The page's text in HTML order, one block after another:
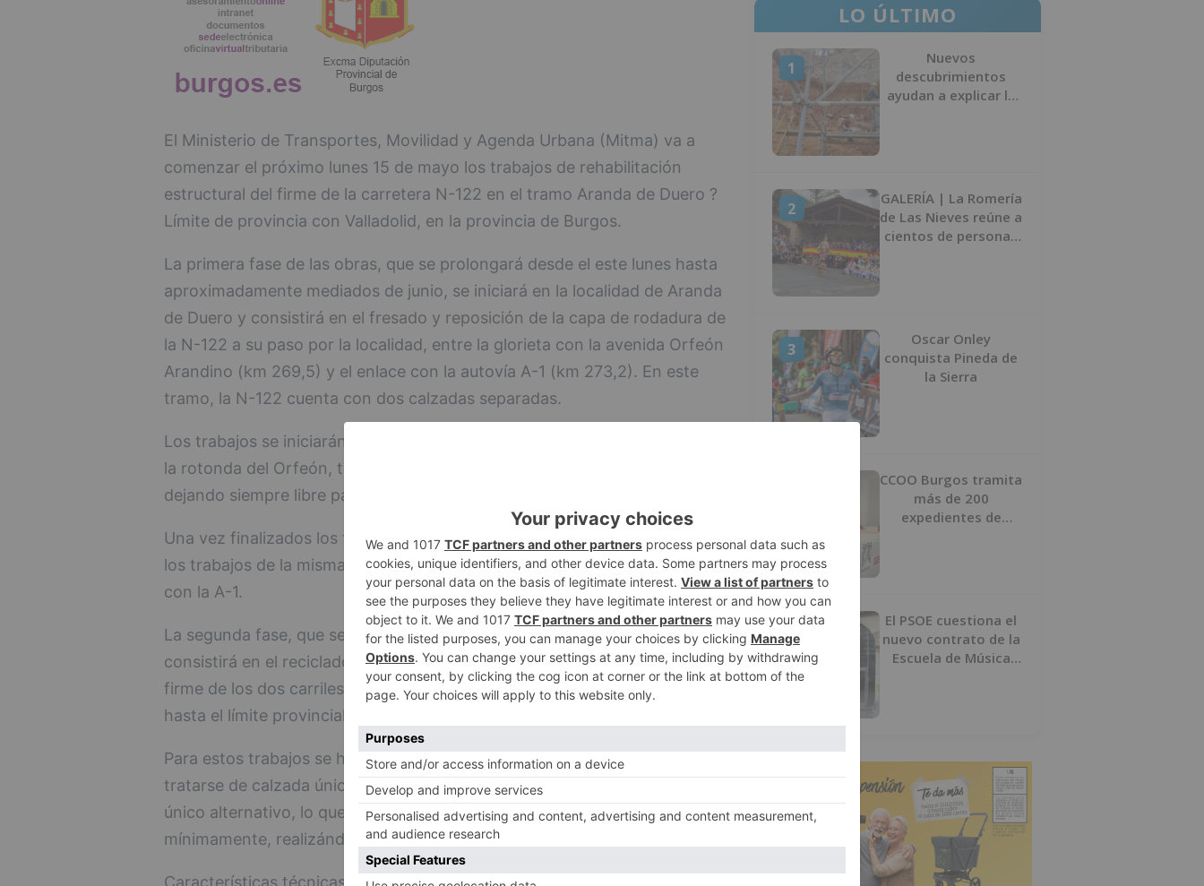
El Ministerio de Transportes, Movilidad y Agenda Urbana (Mitma) va a
comenzar el próximo lunes 15 de mayo los trabajos de rehabilitación
estructural del firme de la carretera N-122 en el tramo Aranda de Duero ?
Límite de provincia con Valladolid, en la provincia de Burgos.
La primera fase de las obras, que se prolongará desde el este lunes hasta
aproximadamente mediados de junio, se iniciará en la localidad de Aranda
de Duero y consistirá en el fresado y reposición de la capa de rodadura de
la N-122 a su paso por la localidad, entre la glorieta con la avenida Orfeón
Arandino (km 269,5) y el enlace con la autovía A-1 (km 273,2). En este
tramo, la N-122 cuenta con dos calzadas separadas.
Los trabajos se iniciarán en la calzada derecha (sentido Valladolid) desde
la rotonda del Orfeón, trabajándose alternativamente en los dos carriles,
dejando siempre libre para el paso de los vehículos el otro carril.
Una vez finalizados los trabajos en la calzada derecha se pasará a realizar
los trabajos de la misma forma en la calzada izquierda, desde el enlace
con la A-1.
La segunda fase, que se tiene previsto iniciar ya en el mes de julio,
consistirá en el reciclado en frío con emulsión de la parte superior del
firme de los dos carriles en el resto del tramo desde el enlace con la A-1
hasta el límite provincial.
Para estos trabajos se hará necesario practicar cortes de carril que, al
tratarse de calzada única, requerirán ordenación del tráfico en sentido
único alternativo, lo que afectará a la circulación de los vehículos
mínimamente, realizándose los trabajos en condiciones de seguridad.
Características técnicas
LO ÚLTIMO
1
Nuevos
descubrimientos
ayudan a explicar la
2
GALERÍA | La Romería
de Las Nieves reúne a
cientos de personas
3
Oscar Onley
conquista Pineda de
la Sierra
CCOO Burgos tramita
más de 200
expedientes de
5
El PSOE cuestiona el
nuevo contrato de la
Escuela de Música